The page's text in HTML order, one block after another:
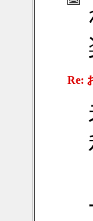
Re: